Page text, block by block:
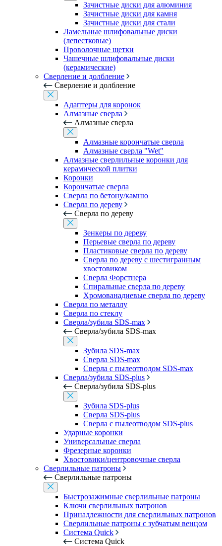
Зачистные диски для алюминия
Зачистные диски для камня
Зачистные диски для стали
Ламельные шлифовальные диски
(лепестковые)
Проволочные щетки
Чашечные шлифовальные диски
(керамические)
Сверление и долбление
Сверление и долбление
Адаптеры для коронок
Алмазные сверла
Алмазные сверла
Алмазные корончатые сверла
Алмазные сверла "Wet"
Алмазные сверлильные коронки для
керамической плитки
Коронки
Корончатые сверла
Сверла по бетону/камню
Сверла по дереву
Сверла по дереву
Зенкеры по дереву
Перьевые сверла по дереву
Пластиковые сверла по дереву
Сверла по дереву с шестигранным
хвостовиком
Сверла Форстнера
Спиральные сверла по дереву
Хромованадиевые сверла по дереву
Сверла по металлу
Сверла по стеклу
Сверла/зубила SDS-max
Сверла/зубила SDS-max
Зубила SDS-max
Сверла SDS-max
Сверла с пылеотводом SDS-max
Сверла/зубила SDS-plus
Сверла/зубила SDS-plus
Зубила SDS-plus
Сверла SDS-plus
Сверла с пылеотводом SDS-plus
Ударные коронки
Универсальные сверла
Фрезерные коронки
Хвостовики/центровочные сверла
Сверлильные патроны
Сверлильные патроны
Быстрозажимные сверлильные патроны
Ключи сверлильных патронов
Принадлежности для сверлильных патронов
Сверлильные патроны с зубчатым венцом
Система Quick
Система Quick